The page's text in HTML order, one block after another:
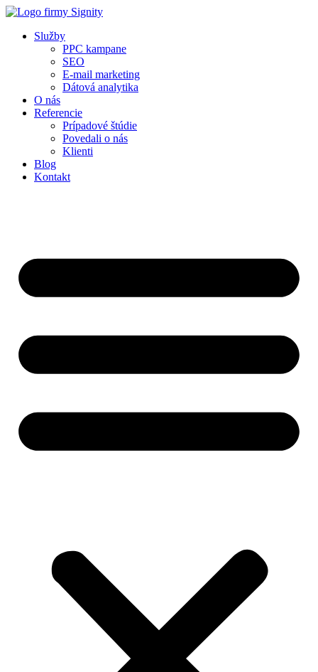
Preskočiť
obsah
Služby
PPC kampane
SEO
E-mail marketing
Dátová analytika
O nás
Referencie
Prípadové štúdie
Povedali o nás
Klienti
Blog
Kontakt